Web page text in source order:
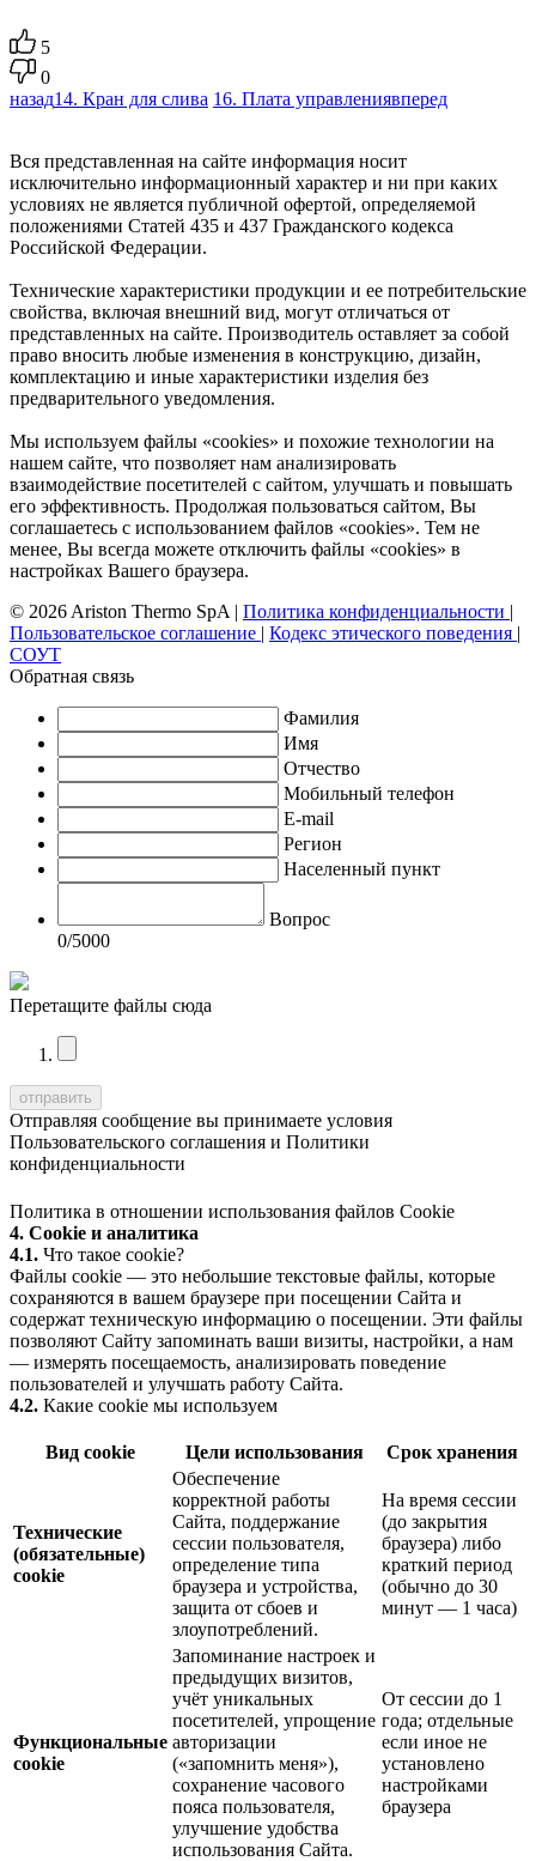
5
0
назад14. Кран для слива 16. Плата управлениявперед
Вся представленная на сайте информация носит
исключительно информационный характер и ни при каких
условиях не является публичной офертой, определяемой
положениями Статей 435 и 437 Гражданского кодекса
Российской Федерации.
Технические характеристики продукции и ее потребительские
свойства, включая внешний вид, могут отличаться от
представленных на сайте. Производитель оставляет за собой
право вносить любые изменения в конструкцию, дизайн,
комплектацию и иные характеристики изделия без
предварительного уведомления.
Мы используем файлы «cookies» и похожие технологии на
нашем сайте, что позволяет нам анализировать
взаимодействие посетителей с сайтом, улучшать и повышать
его эффективность. Продолжая пользоваться сайтом, Вы
соглашаетесь с использованием файлов «cookies». Тем не
менее, Вы всегда можете отключить файлы «cookies» в
настройках Вашего браузера.
© 2026 Ariston Thermo SpA | Политика конфиденциальности |
Пользовательское соглашение | Кодекс этического поведения |
СОУТ
Обратная связь
Фамилия
Имя
Отчество
Мобильный телефон
E-mail
Регион
Населенный пункт
Вопрос
0/5000
Перетащите файлы сюда
Отправляя сообщение вы принимаете условия
Пользовательского соглашения и Политики
конфиденциальности
Политика в отношении использования файлов Cookie
4. Cookie и аналитика
4.1. Что такое cookie?
Файлы cookie — это небольшие текстовые файлы, которые
сохраняются в вашем браузере при посещении Сайта и
содержат техническую информацию о посещении. Эти файлы
позволяют Сайту запоминать ваши визиты, настройки, а нам
— измерять посещаемость, анализировать поведение
пользователей и улучшать работу Сайта.
4.2. Какие cookie мы используем
Вид cookie Цели использования Срок хранения
Технические
(обязательные)
cookie
Обеспечение
корректной работы
Сайта, поддержание
сессии пользователя,
определение типа
браузера и устройства,
защита от сбоев и
злоупотреблений.
На время сессии
(до закрытия
браузера) либо
краткий период
(обычно до 30
минут — 1 часа)
Функциональные
cookie
Запоминание настроек и
предыдущих визитов,
учёт уникальных
посетителей, упрощение
авторизации
(«запомнить меня»),
сохранение часового
пояса пользователя,
улучшение удобства
использования Сайта.
От сессии до 1
года; отдельные
если иное не
установлено
настройками
браузера